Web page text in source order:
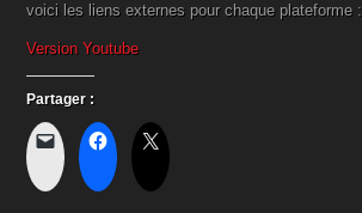
voici les liens externes pour chaque plateforme :
Version Youtube
Partager :